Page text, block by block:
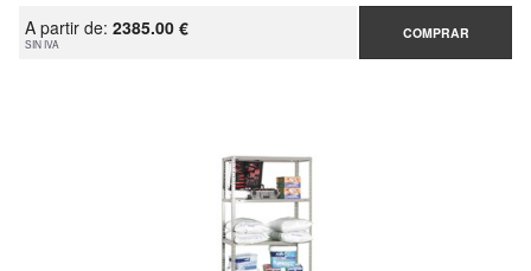
A partir de: 2385.00 €
SIN IVA
COMPRAR